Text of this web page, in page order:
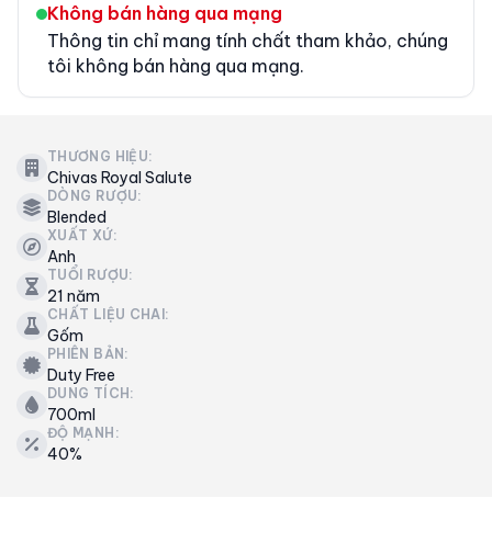
Không bán hàng qua mạng
Thông tin chỉ mang tính chất tham khảo, chúng
tôi không bán hàng qua mạng.
THƯƠNG HIỆU:
Chivas Royal Salute
DÒNG RƯỢU:
Blended
XUẤT XỨ:
Anh
TUỔI RƯỢU:
21 năm
CHẤT LIỆU CHAI:
Gốm
PHIÊN BẢN:
Duty Free
DUNG TÍCH:
700ml
ĐỘ MẠNH:
40%